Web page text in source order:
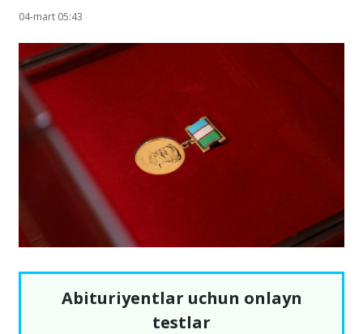
04-mart 05:43
Abituriyentlar uchun onlayn
testlar